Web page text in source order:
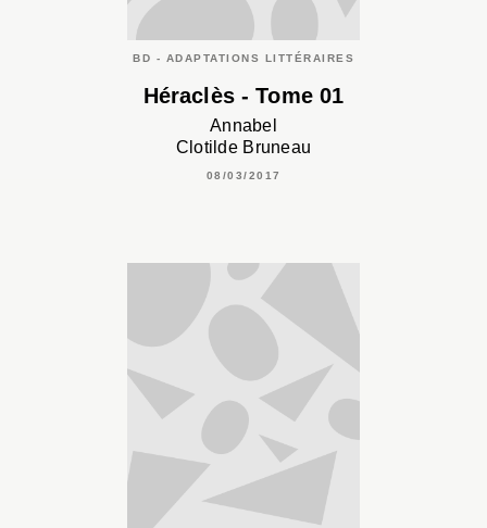
BD - ADAPTATIONS LITTÉRAIRES
Héraclès - Tome 01
Annabel
Clotilde Bruneau
08/03/2017